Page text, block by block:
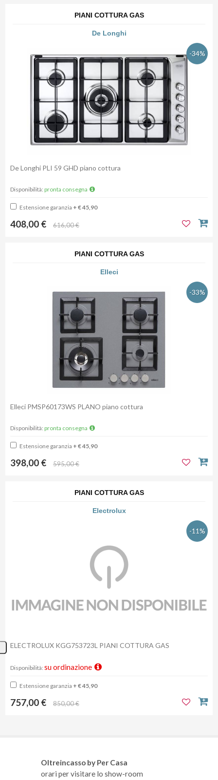
PIANI COTTURA GAS
De Longhi
-34%
De Longhi PLI 59 GHD piano cottura
Disponibilità: pronta consegna
Estensione garanzia + € 45,90
408,00 € 616,00 €
PIANI COTTURA GAS
Elleci
-33%
Elleci PMSP60173WS PLANO piano cottura
Disponibilità: pronta consegna
Estensione garanzia + € 45,90
398,00 € 595,00 €
PIANI COTTURA GAS
Electrolux
-11%
ELECTROLUX KGG753723L PIANI COTTURA GAS
Disponibilità: su ordinazione
Estensione garanzia + € 45,90
757,00 € 850,00 €
Oltreincasso by Per Casa
orari per visitare lo show-room